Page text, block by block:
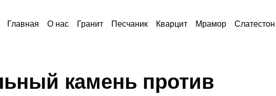
Главная О нас Гранит Песчаник Кварцит Мрамор Слатестон
камень против